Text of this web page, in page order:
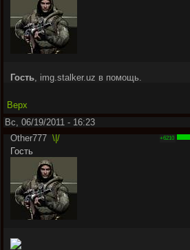
Гость, img.stalker.uz в помощь.
Верх
Вс, 06/19/2011 - 16:23
Other777 \|/
Гость
+6210